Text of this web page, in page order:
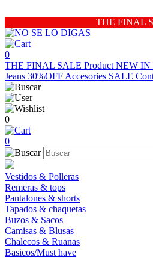
THE FINAL
0
THE FINAL SALE Product NEW IN
Jeans 30%OFF Accesories SALE
0
0
Vestidos & Polleras
Remeras & tops
Pantalones & shorts
Tapados & chaquetas
Buzos & Sacos
Camisas & Blusas
Chalecos & Ruanas
Basicos/Must have